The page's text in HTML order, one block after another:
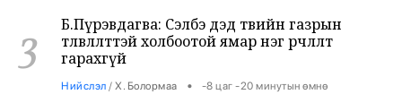
Нийслэл/ Х. Болормаа • -8 цаг -20 минутын өмнө